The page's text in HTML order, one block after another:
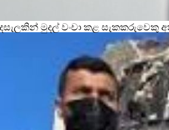
මුදල් වංචා කළ සැකකරුවෙකු